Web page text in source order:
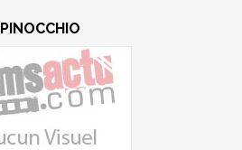
PINOCCHIO